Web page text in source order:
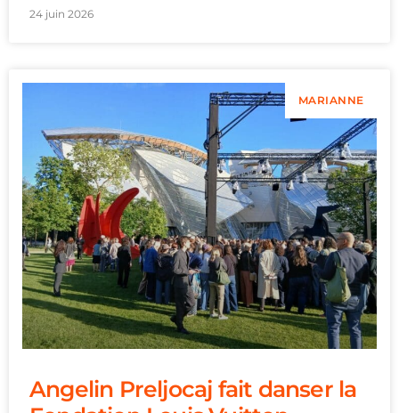
24 juin 2026
MARIANNE
Angelin Preljocaj fait danser la